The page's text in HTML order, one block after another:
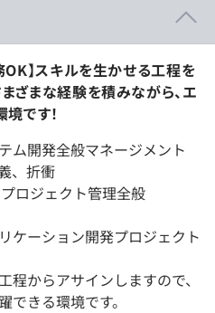
】スキルを生かせる工程を
まな経験を積みながら、エ
です！
ム開発全般マネージメント
、折衝
ロジェクト管理全般
ケーション開発プロジェクト
程からアサインしますので、
できる環境です。